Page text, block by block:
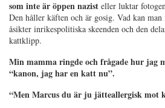
som inte är öppen nazist eller luktar
Den håller käften och är gosig. Vad kan man
åsikter inrikespolitiska skeenden och den
kattklipp.
Min mamma ringde och frågade hur jag
“kanon, jag har en katt nu”.
“Men Marcus du är ju jätteallergisk mot